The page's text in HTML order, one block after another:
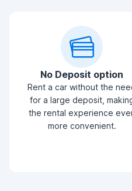
No Deposit option
Rent a car without the
for a large deposit,
the rental experience
more convenient.